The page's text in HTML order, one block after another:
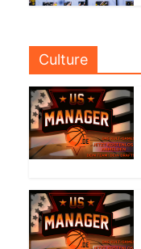
Culture